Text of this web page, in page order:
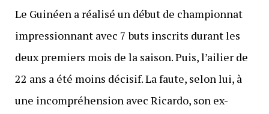
Le Guinéen a réalisé un début de championnat
impressionnant avec 7 buts inscrits durant les
deux premiers mois de la saison. Puis, l’ailier de
22 ans a été moins décisif. La faute, selon lui, à
une incompréhension avec Ricardo, son ex-